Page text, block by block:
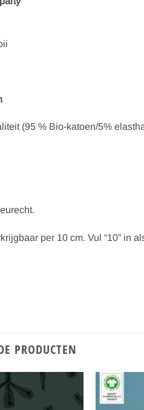
(95 % Bio-katoen/5%
per 10 cm. Vul “10” in
PRODUCTEN
Toevoegen